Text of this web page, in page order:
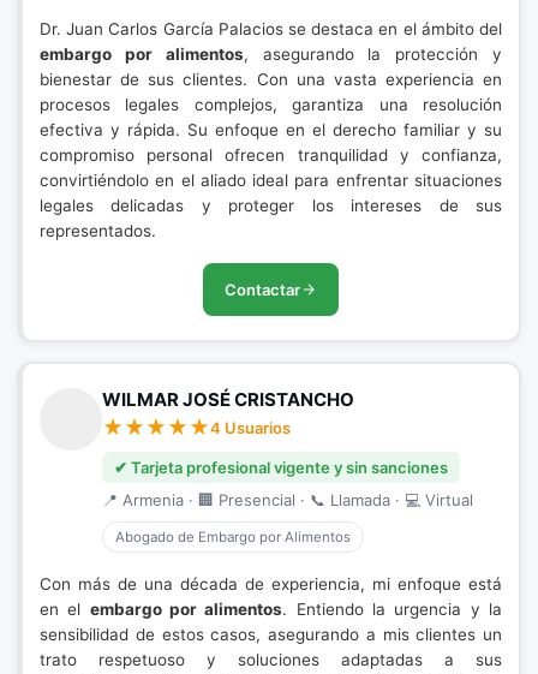
Dr. Juan Carlos García Palacios se destaca en el ámbito del
embargo por alimentos, asegurando la protección y
bienestar de sus clientes. Con una vasta experiencia en
procesos legales complejos, garantiza una resolución
efectiva y rápida. Su enfoque en el derecho familiar y su
compromiso personal ofrecen tranquilidad y confianza,
convirtiéndolo en el aliado ideal para enfrentar situaciones
legales delicadas y proteger los intereses de sus
representados.
Contactar
WILMAR JOSÉ CRISTANCHO
4 Usuarios
✔ Tarjeta profesional vigente y sin sanciones
📍 Armenia · 🏢 Presencial · 📞 Llamada · 💻 Virtual
Abogado de Embargo por Alimentos
Con más de una década de experiencia, mi enfoque está
en el embargo por alimentos. Entiendo la urgencia y la
sensibilidad de estos casos, asegurando a mis clientes un
trato respetuoso y soluciones adaptadas a sus